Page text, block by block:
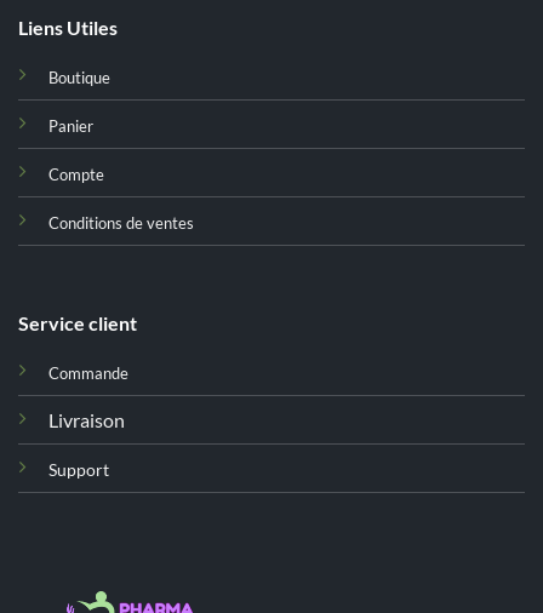
Liens Utiles
Boutique
Panier
Compte
Conditions de ventes
Service client
Commande
Livraison
Support